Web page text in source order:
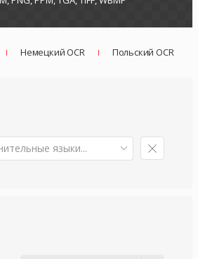
Немецкий OCR Польский OCR
языки...